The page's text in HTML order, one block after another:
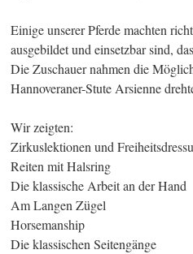
Einige unserer Pferde machten
ausgebildet und einsetzbar sind,
Die Zuschauer nahmen die
Hannoveraner-Stute Arsienne
Wir zeigten:
Zirkuslektionen und
Reiten mit Halsring
Die klassische Arbeit an der Hand
Am Langen Zügel
Horsemanship
Die klassischen Seitengänge